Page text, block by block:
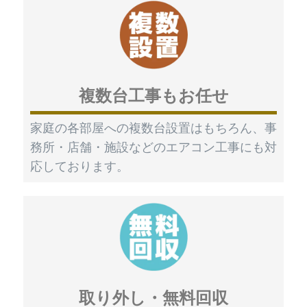
複数台工事もお任せ
家庭の各部屋への複数台設置はもちろん、事
務所・店舗・施設などのエアコン工事にも対
応しております。
取り外し・無料回収